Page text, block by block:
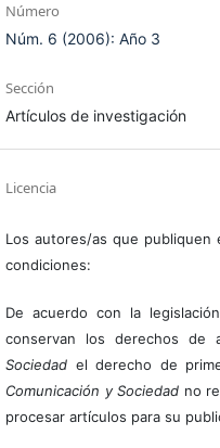
Número
Núm. 6 (2006): Año 3
Sección
Artículos de investigación
Licencia
Los autores/as que
condiciones:
De acuerdo con la
conservan los derechos de
Sociedadel derecho de
Comunicación y Sociedad no
procesar artículos para su